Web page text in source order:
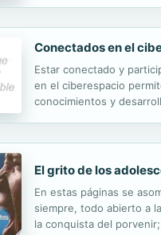
Conectados en el
Estar conectado y
en el ciberespacio
conocimientos y
El grito de los
En estas páginas se
siempre, todo abierto a
la conquista del